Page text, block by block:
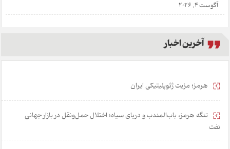
آگوست 4, 2026
آخرین اخبار
هرمز؛ مزیت ژئوپلیتیکی ایران
تنگه هرمز، باب‌المندب و دریای سیاه؛ اختلال حمل‌ونقل در بازار جهانی
نفت